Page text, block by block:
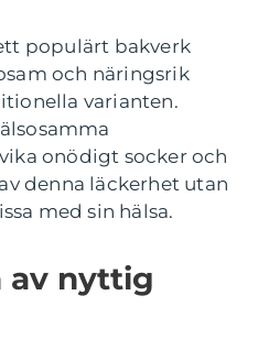
populärt bakverk
och näringsrik
varianten.
onödigt socker och
denna läckerhet utan
med sin hälsa.
av nyttig